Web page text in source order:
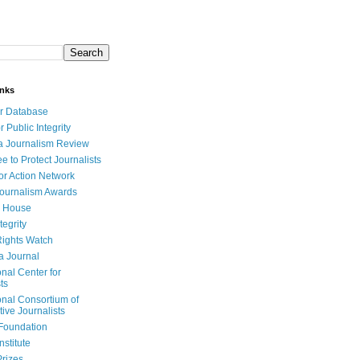
Database
Public Integrity
Journalism Review
to Protect Journalists
Action Network
Awards
House
Watch
Journal
Center for
Consortium of
Journalists